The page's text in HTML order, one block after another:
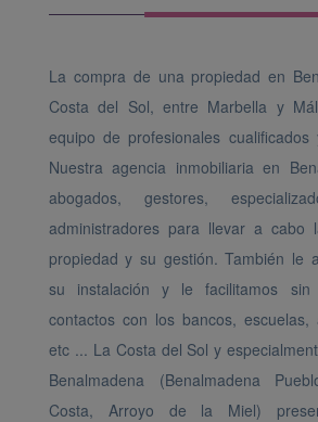
La compra de una propiedad en
Costa del Sol, entre Marbella y
equipo de profesionales cualificados
Nuestra agencia inmobiliaria en
abogados, gestores,
administradores para llevar a cabo
propiedad y su gestión. También le
su instalación y le facilitamos
contactos con los bancos, escuelas,
etc ... La Costa del Sol y
Benalmadena (Benalmadena
Costa, Arroyo de la Miel)